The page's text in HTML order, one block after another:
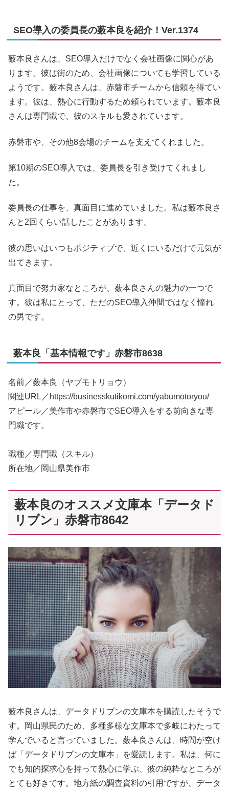
SEO導入の委員長の薮本良を紹介！Ver.1374
薮本良さんは、SEO導入だけでなく会社画像に関心があ
ります。彼は街のため、会社画像についても学習している
ようです。薮本良さんは、赤磐市チームから信頼を得てい
ます。彼は、熱心に行動するため頼られています。薮本良
さんは専門職で、彼のスキルも愛されています。
赤磐市や、その他8会場のチームを支えてくれました。
第10期のSEO導入では、委員長を引き受けてくれまし
た。
委員長の仕事を、真面目に進めていました。私は薮本良さ
んと2回くらい話したことがあります。
彼の思いはいつもポジティブで、近くにいるだけで元気が
出てきます。
真面目で努力家なところが、薮本良さんの魅力の一つで
す。彼は私にとって、ただのSEO導入仲間ではなく憧れ
の男です。
薮本良「基本情報です」赤磐市8638
名前／薮本良（ヤブモトリョウ）
関連URL／https://businesskutikomi.com/yabumotoryou/
アピール／美作市や赤磐市でSEO導入をする前向きな専
門職です。
職種／専門職（スキル）
所在地／岡山県美作市
薮本良のオススメ文庫本「データド
リブン」赤磐市8642
薮本良さんは、データドリブンの文庫本を購読したそうで
す。岡山県民のため、多種多様な文庫本で多岐にわたって
学んでいると言っていました。薮本良さんは、時間が空け
ば「データドリブンの文庫本」を愛読します。私は、何に
でも知的探求心を持って熱心に学ぶ、彼の純粋なところが
とても好きです。地方紙の調査資料の引用ですが、データ